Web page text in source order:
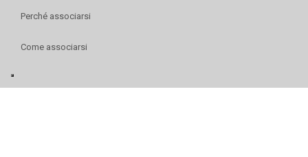
Perché associarsi
Come associarsi